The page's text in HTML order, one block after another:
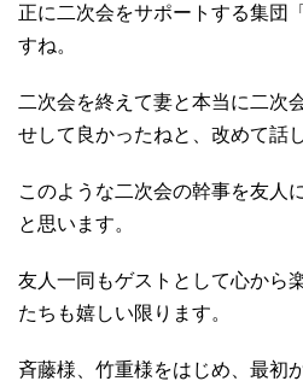
正に二次会をサポートする集団
すね。
二次会を終えて妻と本当に二次
せして良かったねと、改めて話
このような二次会の幹事を友人
と思います。
友人一同もゲストとして心から
たちも嬉しい限ります。
斉藤様、竹重様をはじめ、最初